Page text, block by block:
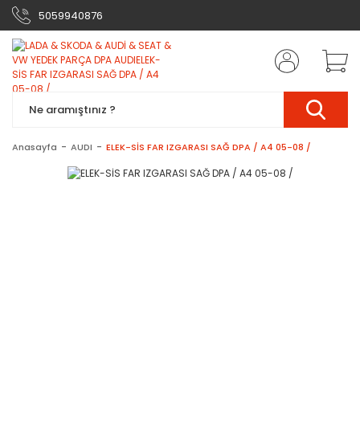
5059940876
Anasayfa AUDI ELEK-SİS FAR IZGARASI SAĞ DPA / A4 05-08 /